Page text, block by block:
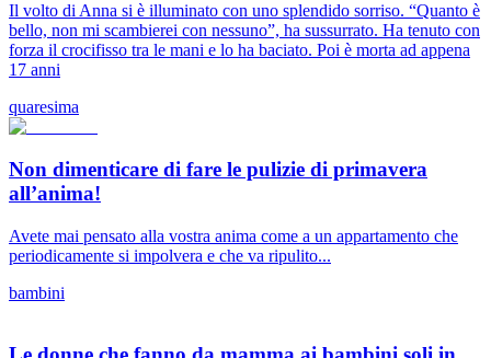
Il volto di Anna si è illuminato con uno splendido sorriso. “Quanto è
bello, non mi scambierei con nessuno”, ha sussurrato. Ha tenuto con
forza il crocifisso tra le mani e lo ha baciato. Poi è morta ad appena
17 anni
quaresima
Non dimenticare di fare le pulizie di primavera
all’anima!
Avete mai pensato alla vostra anima come a un appartamento che
periodicamente si impolvera e che va ripulito...
bambini